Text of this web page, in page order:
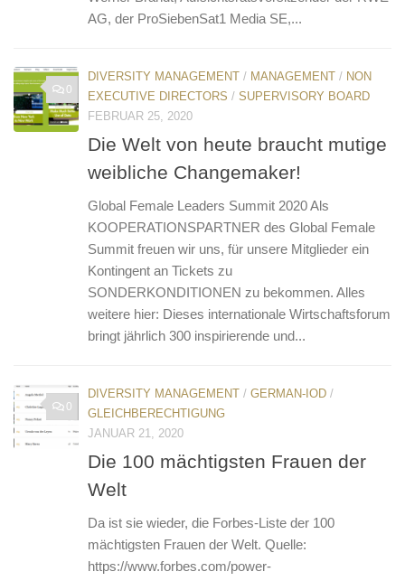
AG, der ProSiebenSat1 Media SE,...
0
DIVERSITY MANAGEMENT / MANAGEMENT / NON
EXECUTIVE DIRECTORS / SUPERVISORY BOARD
FEBRUAR 25, 2020
Die Welt von heute braucht mutige
weibliche Changemaker!
Global Female Leaders Summit 2020 Als
KOOPERATIONSPARTNER des Global Female
Summit freuen wir uns, für unsere Mitglieder ein
Kontingent an Tickets zu
SONDERKONDITIONEN zu bekommen. Alles
weitere hier: Dieses internationale Wirtschaftsforum
bringt jährlich 300 inspirierende und...
0
DIVERSITY MANAGEMENT / GERMAN-IOD /
GLEICHBERECHTIGUNG
JANUAR 21, 2020
Die 100 mächtigsten Frauen der
Welt
Da ist sie wieder, die Forbes-Liste der 100
mächtigsten Frauen der Welt. Quelle:
https://www.forbes.com/power-